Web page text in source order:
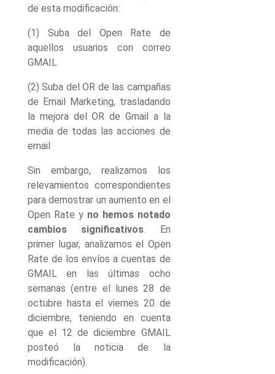
de esta modificación:
(1) Suba del Open Rate de
aquellos usuarios con correo
GMAIL
(2) Suba del OR de las campañas
de Email Marketing, trasladando
la mejora del OR de Gmail a la
media de todas las acciones de
email
Sin embargo, realizamos los
relevamientos correspondientes
para demostrar un aumento en el
Open Rate y no hemos notado
cambios significativos. En
primer lugar, analizamos el Open
Rate de los envíos a cuentas de
GMAIL en las últimas ocho
semanas (entre el lunes 28 de
octubre hasta el viernes 20 de
diciembre, teniendo en cuenta
que el 12 de diciembre GMAIL
posteó la noticia de la
modificación).